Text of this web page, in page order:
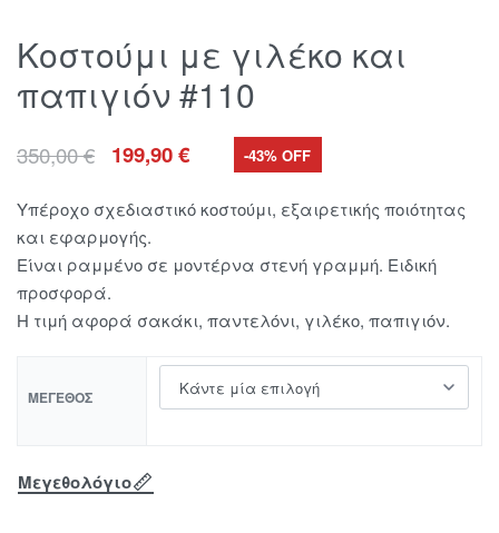
Κοστούμι με γιλέκο και
παπιγιόν #110
350,00€ 199,90€ -43% OFF
Υπέροχο σχεδιαστικό κοστούμι, εξαιρετικής ποιότητας
και εφαρμογής.
Είναι ραμμένο σε μοντέρνα στενή γραμμή. Ειδική
προσφορά.
Η τιμή αφορά σακάκι, παντελόνι, γιλέκο, παπιγιόν.
ΜΈΓΕΘΟΣ
Μεγεθολόγιο